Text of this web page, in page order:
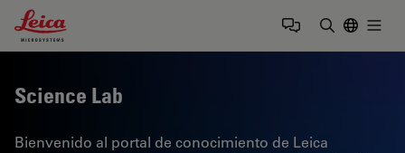
Leica Microsystems Logo
Science Lab
Bienvenido al portal de conocimiento de Leica